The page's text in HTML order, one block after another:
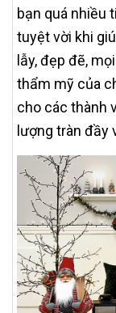
bạn quá nhiều
tuyệt vời khi
lẫy, đẹp đẽ,
thẩm mỹ của
cho các thành
lượng tràn đầy